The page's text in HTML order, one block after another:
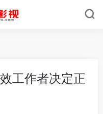
工作者决定正